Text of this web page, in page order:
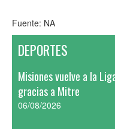
Fuente: NA
DEPORTES
Misiones vuelve a la
gracias a Mitre
06/08/2026